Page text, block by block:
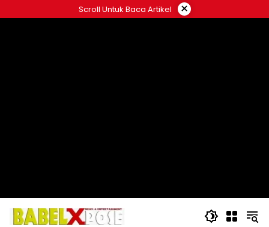
ke
Scroll Untuk Baca Artikel ×